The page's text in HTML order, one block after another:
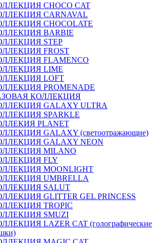
CHOCO CAT
CARNAVAL
CHOCOLATE
BARBIE
STEP
FROST
FLAMENCO
LIME
LOFT
PROMENADE
КОЛЛЕКЦИЯ
GALAXY ULTRA
SPARKLE
PLANET
GALAXY (светоотражающие)
GALAXY NEON
MILANO
FLY
MOONLIGHT
UMBRELLA
SALUT
GLITTER GEL PRINCESS
TROPIC
SMUZI
LAZER CAT (голографические